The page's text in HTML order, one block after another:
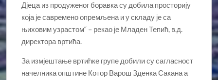
Дјеца из продуженог боравка су добила просторију
која је савремено опремљена и у складу је са
њиховим узрастом“ – рекао је Младен Тепић, в.д.
директора вртића.
За измјештање вртићке групе добили су сагласност
начелника општине Котор Варош Зденка Сакана а